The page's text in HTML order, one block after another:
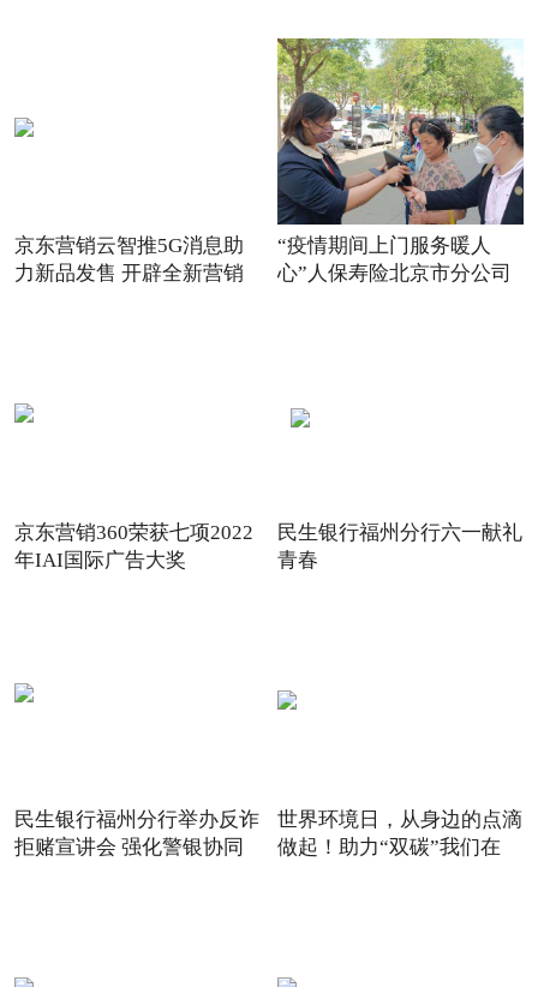
京东营销云智推5G消息助
力新品发售 开辟全新营销
“疫情期间上门服务暖人
心”人保寿险北京市分公司
京东营销360荣获七项2022
年IAI国际广告大奖
民生银行福州分行六一献礼
青春
民生银行福州分行举办反诈
拒赌宣讲会 强化警银协同
世界环境日，从身边的点滴
做起！助力“双碳”我们在